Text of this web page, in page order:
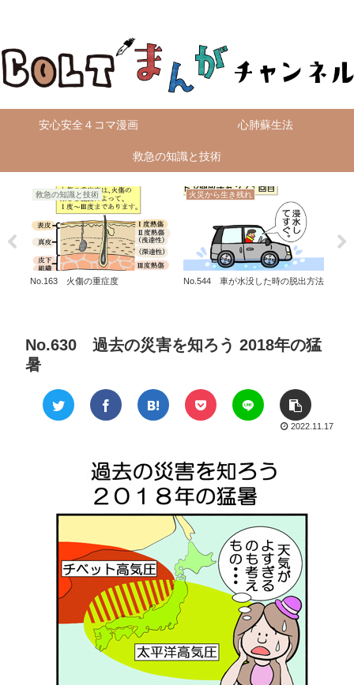
安心安全４コマ漫画 心肺蘇生法
救急の知識と技術
救急の知識と技術
No.163 火傷の重症度
火災から生き残れ
No.544 車が水没した時の脱出方法
No.630 過去の災害を知ろう 2018年の猛
暑
2022.11.17